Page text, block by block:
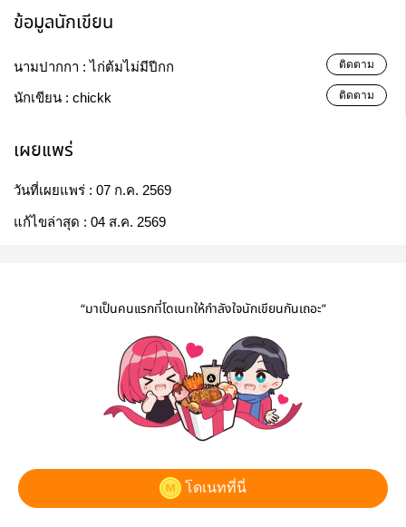
ข้อมูลนักเขียน
นามปากกา :ไก่ต้มไม่มีปีกก ติดตาม
นักเขียน : chickk ติดตาม
เผยแพร่
วันที่เผยแพร่ : 07 ก.ค. 2569
แก้ไขล่าสุด : 04 ส.ค. 2569
“มาเป็นคนแรกที่โดเนทให้กำลังใจนักเขียนกันเถอะ”
โดเนทที่นี่